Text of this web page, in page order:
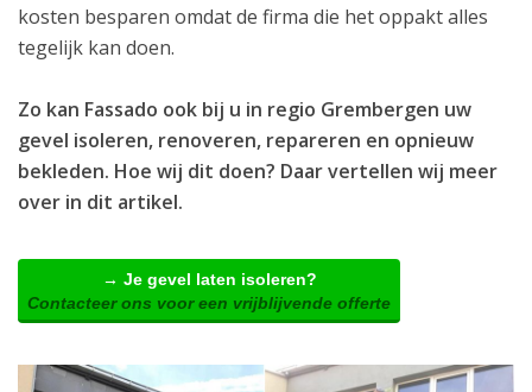
kosten besparen omdat de firma die het oppakt alles
tegelijk kan doen.
Zo kan Fassado ook bij u in regio Grembergen uw
gevel isoleren, renoveren, repareren en opnieuw
bekleden. Hoe wij dit doen? Daar vertellen wij meer
over in dit artikel.
→ Je gevel laten isoleren?
Contacteer ons voor een vrijblijvende offerte